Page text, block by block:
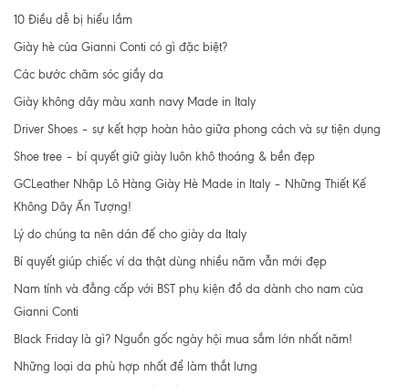
10 Điều dễ bị hiểu lầm
Giày hè của Gianni Conti có gì đặc biệt?
Các bước chăm sóc giầy da
Giày không dây màu xanh navy Made in Italy
Driver Shoes – sự kết hợp hoàn hảo giữa phong cách và sự tiện dụng
Shoe tree – bí quyết giữ giày luôn khô thoáng & bền đẹp
GCLeather Nhập Lô Hàng Giày Hè Made in Italy – Những Thiết Kế
Không Dây Ấn Tượng!
Lý do chúng ta nên dán đế cho giày da Italy
Bí quyết giúp chiếc ví da thật dùng nhiều năm vẫn mới đẹp
Nam tính và đẳng cấp với BST phụ kiện đồ da dành cho nam của
Gianni Conti
Black Friday là gì? Nguồn gốc ngày hội mua sắm lớn nhất năm!
Những loại da phù hợp nhất để làm thắt lưng